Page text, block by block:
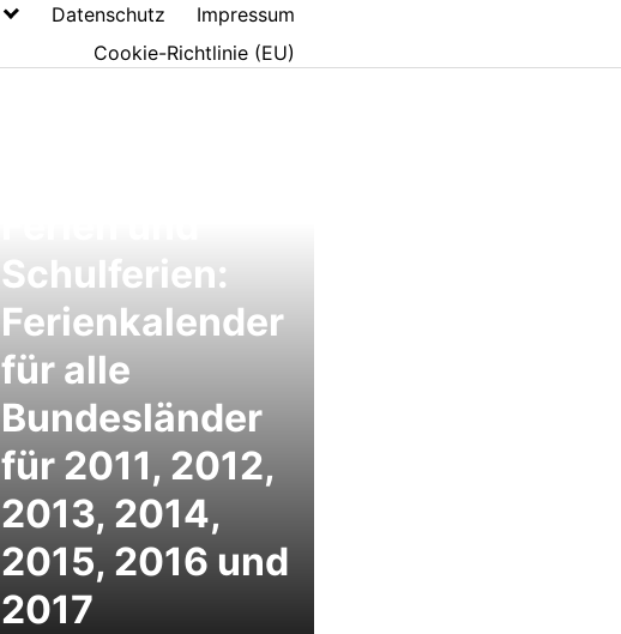
Datenschutz
Impressum
Cookie-Richtlinie (EU)
Schulferien:
Ferienkalender
für alle
Bundesländer
für 2011, 2012,
2013, 2014,
2015, 2016 und
2017